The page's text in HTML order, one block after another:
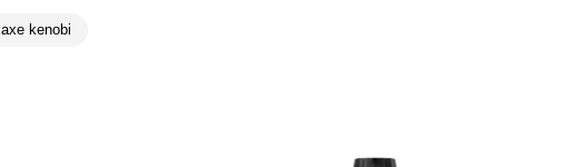
相關說明
axe kenobi